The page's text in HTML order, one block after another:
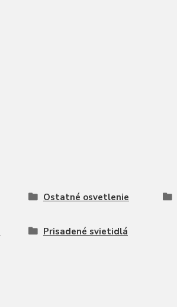
Ostatné osvetlenie
Prisadené svietidlá